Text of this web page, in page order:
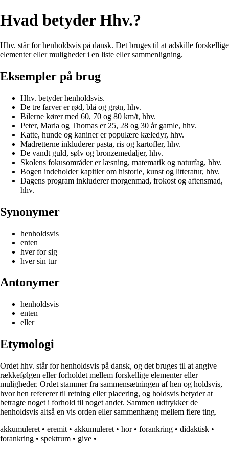
Hvad betyder Hhv.?
Hhv. står for henholdsvis på dansk. Det bruges til at adskille forskellige
elementer eller muligheder i en liste eller sammenligning.
Eksempler på brug
Hhv. betyder henholdsvis.
De tre farver er rød, blå og grøn, hhv.
Bilerne kører med 60, 70 og 80 km/t, hhv.
Peter, Maria og Thomas er 25, 28 og 30 år gamle, hhv.
Katte, hunde og kaniner er populære kæledyr, hhv.
Madretterne inkluderer pasta, ris og kartofler, hhv.
De vandt guld, sølv og bronzemedaljer, hhv.
Skolens fokusområder er læsning, matematik og naturfag, hhv.
Bogen indeholder kapitler om historie, kunst og litteratur, hhv.
Dagens program inkluderer morgenmad, frokost og aftensmad,
hhv.
Synonymer
henholdsvis
enten
hver for sig
hver sin tur
Antonymer
henholdsvis
enten
eller
Etymologi
Ordet hhv. står for henholdsvis på dansk, og det bruges til at angive
rækkefølgen eller forholdet mellem forskellige elementer eller
muligheder. Ordet stammer fra sammensætningen af hen og holdsvis,
hvor hen refererer til retning eller placering, og holdsvis betyder at
betragte noget i forhold til noget andet. Sammen udtrykker de
henholdsvis altså en vis orden eller sammenhæng mellem flere ting.
akkumuleret • eremit • akkumuleret • hor• forankring • didaktisk •
forankring • spektrum • give •